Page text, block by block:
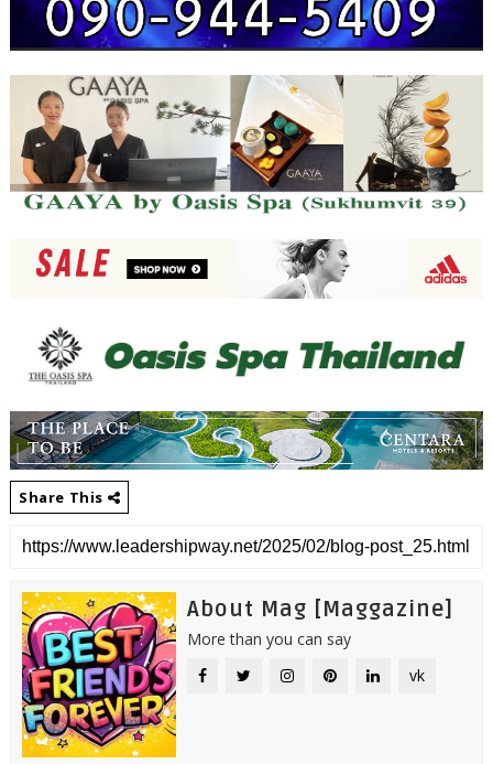
Share This
About Mag [Maggazine]
More than you can say
vk